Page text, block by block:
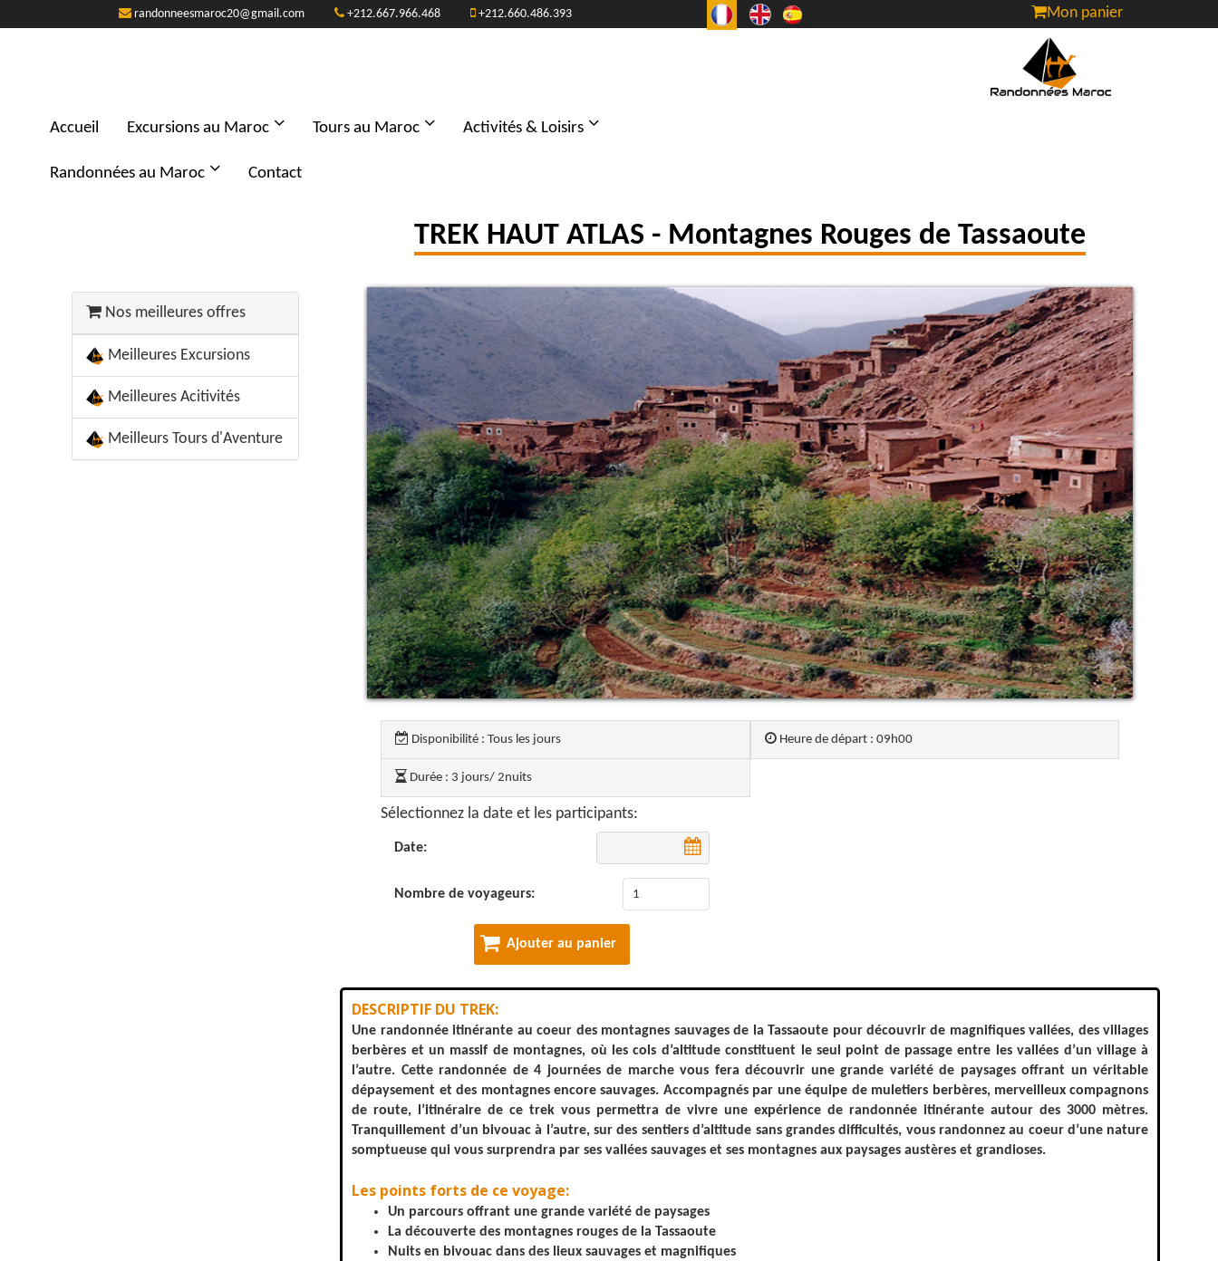
randonneesmaroc20@gmail.com +212.667.966.468 +212.660.486.393 Mon panier
Accueil Excursions au Maroc Tours au Maroc Activités & Loisirs
Randonnées au Maroc Contact
TREK HAUT ATLAS - Montagnes Rouges de Tassaoute
Disponibilité : Tous les jours Heure de départ : 09h00
Durée : 3 jours/ 2nuits
Sélectionnez la date et les participants:
Date:
Nombre de voyageurs:
Ajouter au panier
DESCRIPTIF DU TREK:
Une randonnée itinérante au coeur des montagnes sauvages de la Tassaoute pour découvrir de magnifiques vallées, des villages
berbères et un massif de montagnes, où les cols d’altitude constituent le seul point de passage entre les vallées d’un village à
l’autre. Cette randonnée de 4 journées de marche vous fera découvrir une grande variété de paysages offrant un véritable
dépaysement et des montagnes encore sauvages. Accompagnés par une équipe de muletiers berbères, merveilleux compagnons
de route, l’itinéraire de ce trek vous permettra de vivre une expérience de randonnée itinérante autour des 3000 mètres.
Tranquillement d’un bivouac à l’autre, sur des sentiers d’altitude sans grandes difficultés, vous randonnez au coeur d’une nature
somptueuse qui vous surprendra par ses vallées sauvages et ses montagnes aux paysages austères et grandioses.
Les points forts de ce voyage:
Un parcours offrant une grande variété de paysages
La découverte des montagnes rouges de la Tassaoute
Nuits en bivouac dans des lieux sauvages et magnifiques
Nos meilleures offres
Meilleures Excursions
Meilleures Acitivités
Meilleurs Tours d'Aventure